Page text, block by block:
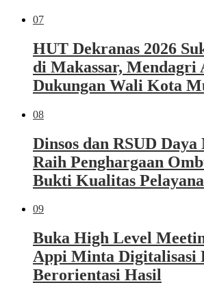
07
HUT Dekranas 2026
di Makassar, Mendagri
Dukungan Wali Kota
08
Dinsos dan RSUD Daya
Raih Penghargaan
Bukti Kualitas
09
Buka High Level
Appi Minta Digitalisasi
Berorientasi Hasil